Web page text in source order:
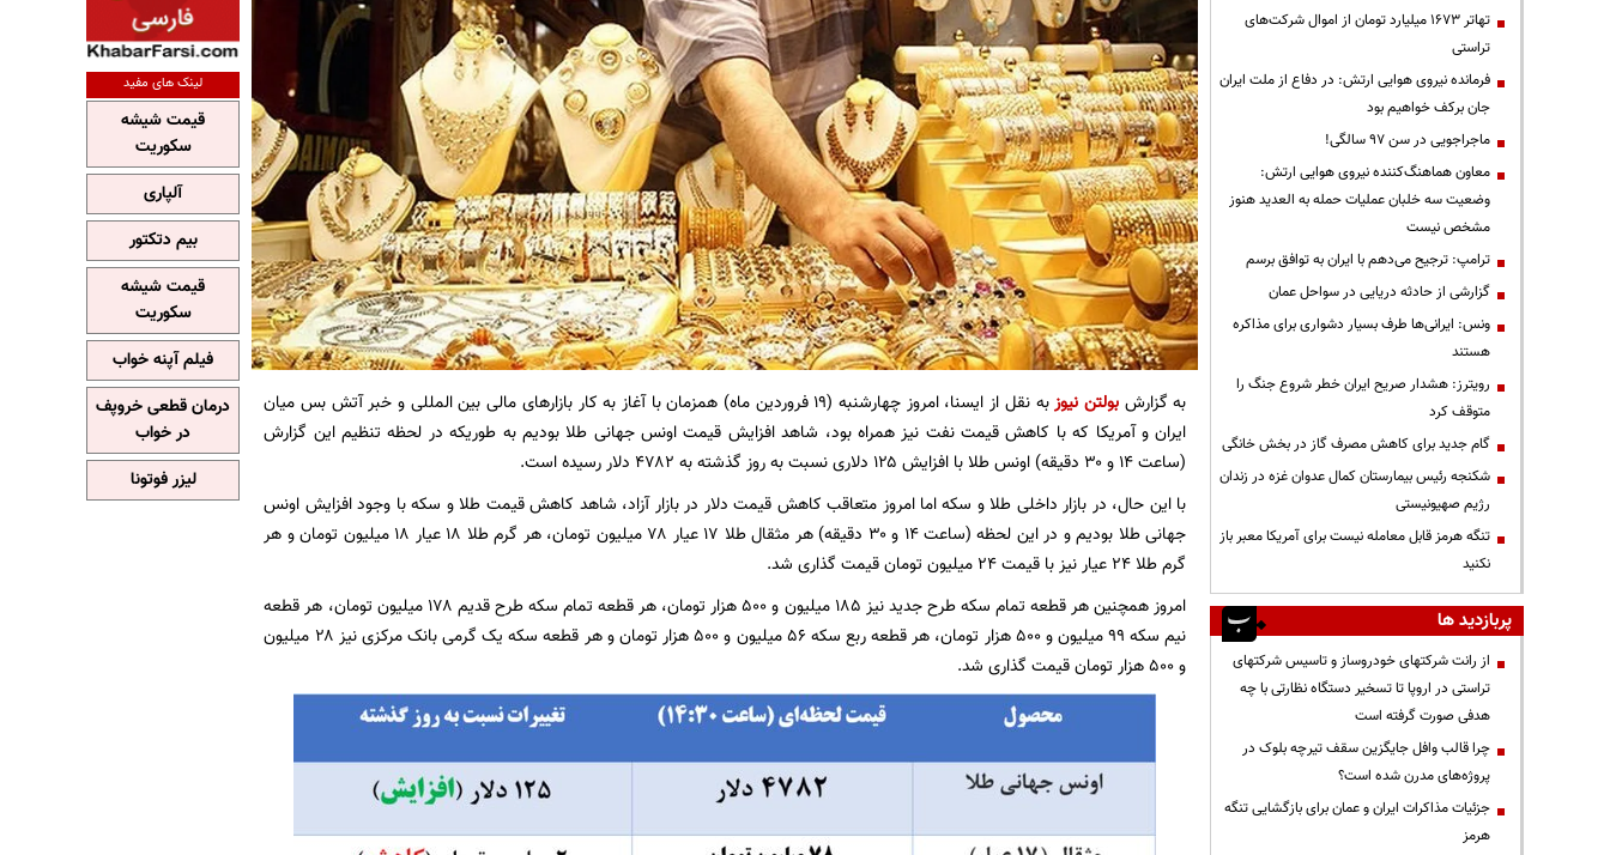
به گزارشبولتن نیوز
به نقل از ایسنا، امروز چهارشنبه (۱۹ فروردین ماه) همزمان با آغاز به کار بازارهای مالی بین المللی و خبر آتش بس میان
ایران و آمریکا که با کاهش قیمت نفت نیز همراه بود، شاهد افزایش قیمت اونس جهانی طلا بودیم به طوریکه در لحظه تنظیم این گزارش
(ساعت ۱۴ و ۳۰ دقیقه) اونس طلا با افزایش ۱۲۵ دلاری نسبت به روز گذشته به ۴۷۸۲ دلار رسیده است.
با این حال، در بازار داخلی طلا و سکه اما امروز متعاقب کاهش قیمت دلار در بازار آزاد، شاهد کاهش قیمت طلا و سکه با وجود افزایش اونس
جهانی طلا بودیم و در این لحظه (ساعت ۱۴ و ۳۰ دقیقه) هر مثقال طلا ۱۷ عیار ۷۸ میلیون تومان، هر گرم طلا ۱۸ عیار ۱۸ میلیون تومان و هر
گرم طلا ۲۴ عیار نیز با قیمت ۲۴ میلیون تومان قیمت گذاری شد.
امروز همچنین هر قطعه تمام سکه طرح جدید نیز ۱۸۵ میلیون و ۵۰۰ هزار تومان، هر قطعه تمام سکه طرح قدیم ۱۷۸ میلیون تومان، هر قطعه
نیم سکه ۹۹ میلیون و ۵۰۰ هزار تومان، هر قطعه ربع سکه ۵۶ میلیون و ۵۰۰ هزار تومان و هر قطعه سکه یک گرمی بانک مرکزی نیز ۲۸ میلیون
و ۵۰۰ هزار تومان قیمت گذاری شد.
تهاتر ۱۶۷۳ میلیارد تومان از اموال شرکت‌های
تراستی
فرمانده نیروی هوایی ارتش: در دفاع از ملت ایران
جان برکف خواهیم بود
ماجراجویی در سن ۹۷ سالگی!
معاون هماهنگ‌کننده نیروی هوایی ارتش:
وضعیت سه خلبان عملیات حمله به العدید هنوز
مشخص نیست
ترامپ: ترجیح می‌دهم با ایران به توافق برسم
گزارشی از حادثه دریایی در سواحل عمان
ونس: ایرانی‌ها طرف بسیار دشواری برای مذاکره
هستند
رویترز: هشدار صریح ایران خطر شروع جنگ را
متوقف کرد
گام جدید برای کاهش مصرف گاز در بخش خانگی
شکنجه رئیس بیمارستان کمال عدوان غزه در زندان
رژیم صهیونیستی
تنگه هرمز قابل معامله نیست برای آمریکا معبر باز
نکنید
پربازدید ها
از رانت‌ شرکتهای خودروساز و تاسیس شرکتهای
تراستی در اروپا تا تسخیر دستگاه نظارتی با چه
هدفی صورت گرفته است
چرا قالب وافل جایگزین سقف تیرچه بلوک در
پروژه‌های مدرن شده است؟
جزئیات مذاکرات ایران و عمان برای بازگشایی تنگه
هرمز
لینک های مفید
قیمت شیشه
سکوریت
آلپاری
بیم دتکتور
قیمت شیشه
سکوریت
فیلم آپنه خواب
درمان قطعی خروپف
در خواب
لیزر فوتونا